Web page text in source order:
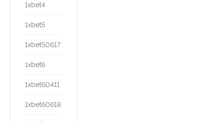
1xbet4
1xbet5
1xbet50617
1xbet6
1xbet60411
1xbet60618